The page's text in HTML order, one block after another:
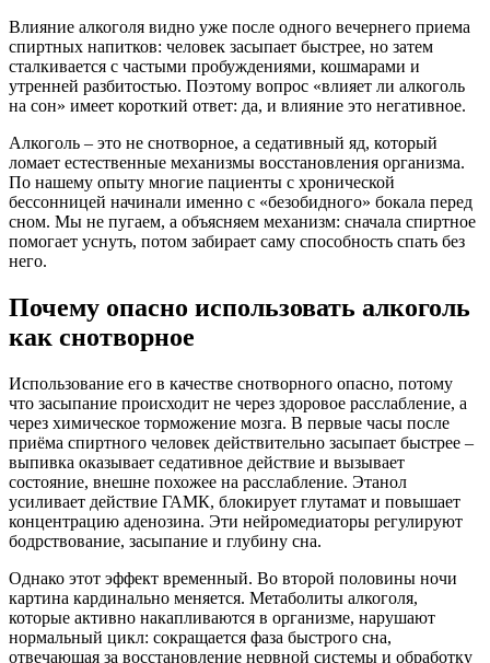
Влияние алкоголя видно уже после одного вечернего приема
спиртных напитков: человек засыпает быстрее, но затем
сталкивается с частыми пробуждениями, кошмарами и
утренней разбитостью. Поэтому вопрос «влияет ли алкоголь
на сон» имеет короткий ответ: да, и влияние это негативное.
Алкоголь – это не снотворное, а седативный яд, который
ломает естественные механизмы восстановления организма.
По нашему опыту многие пациенты с хронической
бессонницей начинали именно с «безобидного» бокала перед
сном. Мы не пугаем, а объясняем механизм: сначала спиртное
помогает уснуть, потом забирает саму способность спать без
него.
Почему опасно использовать алкоголь
как снотворное
Использование его в качестве снотворного опасно, потому
что засыпание происходит не через здоровое расслабление, а
через химическое торможение мозга. В первые часы после
приёма спиртного человек действительно засыпает быстрее –
выпивка оказывает седативное действие и вызывает
состояние, внешне похожее на расслабление. Этанол
усиливает действие ГАМК, блокирует глутамат и повышает
концентрацию аденозина. Эти нейромедиаторы регулируют
бодрствование, засыпание и глубину сна.
Однако этот эффект временный. Во второй половины ночи
картина кардинально меняется. Метаболиты алкоголя,
которые активно накапливаются в организме, нарушают
нормальный цикл: сокращается фаза быстрого сна,
отвечающая за восстановление нервной системы и обработку